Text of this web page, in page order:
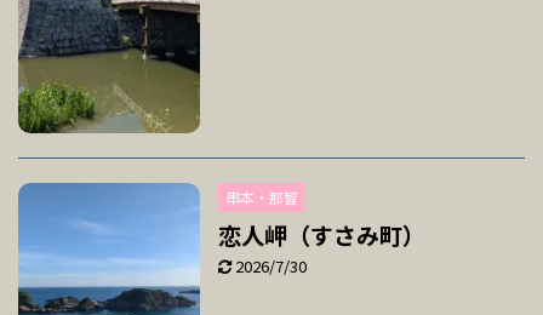
串本・那智
恋人岬（すさみ町）
2026/7/30